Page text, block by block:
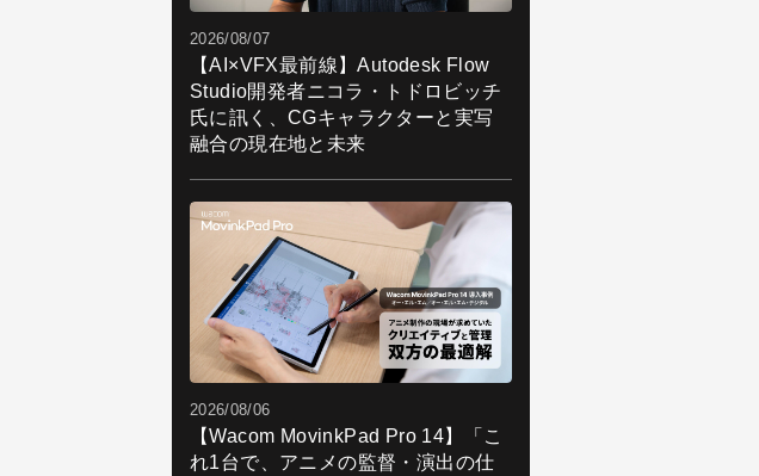
2026/08/07
【AI×VFX最前線】Autodesk Flow
Studio開発者ニコラ・トドロビッチ
氏に訊く、CGキャラクターと実写
融合の現在地と未来
2026/08/06
【Wacom MovinkPad Pro 14】「こ
れ1台で、アニメの監督・演出の仕